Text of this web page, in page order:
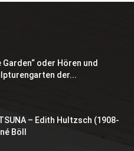
Garden“ oder Hören und
der...
– Edith Hultzsch (1908-
Böll